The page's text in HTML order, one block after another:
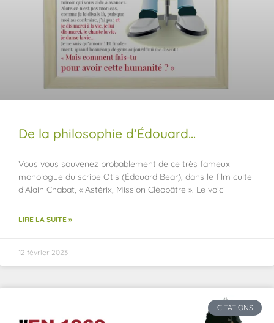
De la philosophie d’Édouard…
Vous vous souvenez probablement de ce très fameux
monologue du scribe Otis (Édouard Bear), dans le film culte
d’Alain Chabat, « Astérix, Mission Cléopâtre ». Le voici
LIRE LA SUITE »
12 février 2023
CITATIONS